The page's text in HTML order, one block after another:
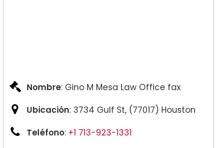
Nombre: Gino M Mesa Law Office fax
Ubicación: 3734 Gulf St, (77017) Houston
Teléfono: +1 713-923-1331